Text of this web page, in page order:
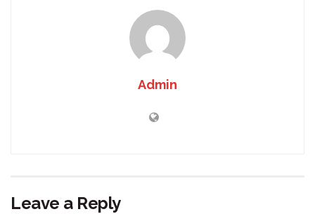
Admin
Leave a Reply